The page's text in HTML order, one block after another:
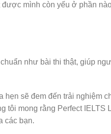
mình còn yếu ở phần
như bài thi thật, giúp
sẽ đem đến trải nghiệm
tôi mong rằng Perfect IELTS
các bạn.